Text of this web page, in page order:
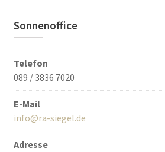
Sonnenoffice
Telefon
089 / 3836 7020
E-Mail
info@ra-siegel.de
Adresse